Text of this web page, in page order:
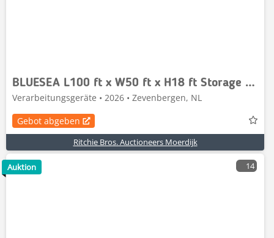
BLUESEA L100 ft x W50 ft x H18 ft Storage Building
Verarbeitungsgeräte • 2026 • Zevenbergen, NL
Gebot abgeben
Ritchie Bros. Auctioneers Moerdijk
14
Auktion